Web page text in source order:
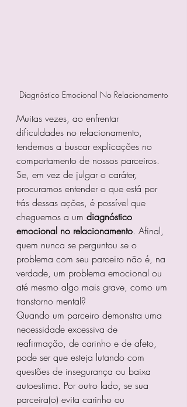
Diagnóstico Emocional No Relacionamento
Muitas vezes, ao enfrentar
dificuldades no relacionamento,
tendemos a buscar explicações no
comportamento de nossos parceiros.
Se, em vez de julgar o caráter,
procuramos entender o que está por
trás dessas ações, é possível que
cheguemos a um diagnóstico
emocional no relacionamento. Afinal,
quem nunca se perguntou se o
problema com seu parceiro não é, na
verdade, um problema emocional ou
até mesmo algo mais grave, como um
transtorno mental?
Quando um parceiro demonstra uma
necessidade excessiva de
reafirmação, de carinho e de afeto,
pode ser que esteja lutando com
questões de insegurança ou baixa
autoestima. Por outro lado, se sua
parceira(o) evita carinho ou